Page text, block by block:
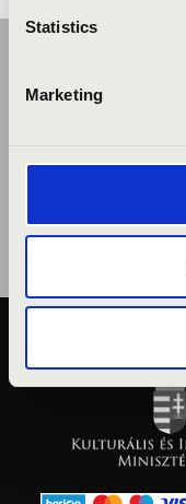
Statistics
Marketing